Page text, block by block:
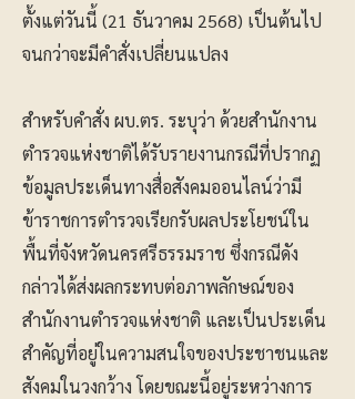
ตั้งแต่วันนี้ (21 ธันวาคม 2568) เป็นต้นไป
จนกว่าจะมีคำสั่งเปลี่ยนแปลง
สำหรับคำสั่ง ผบ.ตร. ระบุว่า ด้วยสำนักงาน
ตำรวจแห่งชาติได้รับรายงานกรณีที่ปรากฏ
ข้อมูลประเด็นทางสื่อสังคมออนไลน์ว่ามี
ข้าราชการตำรวจเรียกรับผลประโยชน์ใน
พื้นที่จังหวัดนครศรีธรรมราช ซึ่งกรณีดัง
กล่าวได้ส่งผลกระทบต่อภาพลักษณ์ของ
สำนักงานตำรวจแห่งชาติ และเป็นประเด็น
สำคัญที่อยู่ในความสนใจของประชาชนและ
สังคมในวงกว้าง โดยขณะนี้อยู่ระหว่างการ